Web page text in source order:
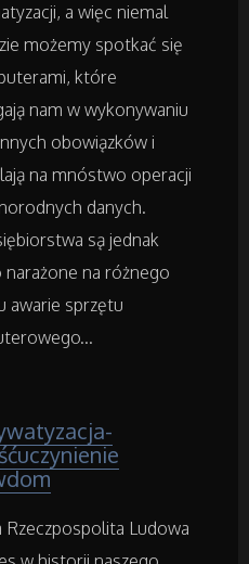
Komisy
Promocyjne
i Rekreacyjne
a więc niemal
możemy spotkać się
które
nam w wykonywaniu
obowiązków i
na mnóstwo operacji
danych.
są jednak
narażone na różnego
awarie sprzętu
Rzeczpospolita Ludowa